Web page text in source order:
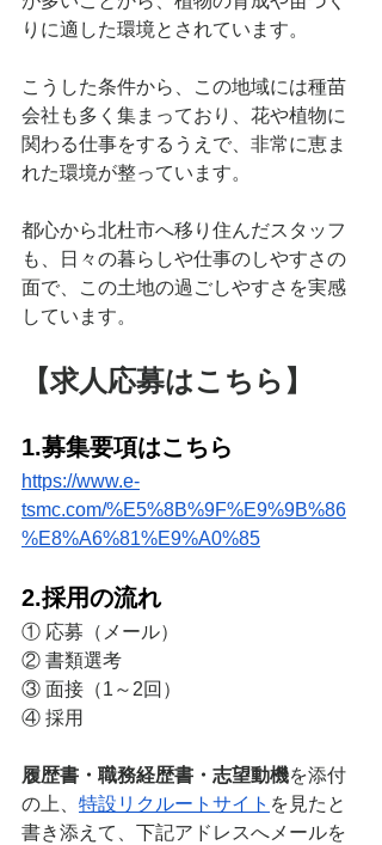
りに適した環境とされています。
こうした条件から、この地域には種苗
会社も多く集まっており、花や植物に
関わる仕事をするうえで、非常に恵ま
れた環境が整っています。
都心から北杜市へ移り住んだスタッフ
も、日々の暮らしや仕事のしやすさの
面で、この土地の過ごしやすさを実感
しています。
【求人応募はこちら】
1.募集要項はこちら
https://www.e-
tsmc.com/%E5%8B%9F%E9%9B%86
%E8%A6%81%E9%A0%85
2.採用の流れ
① 応募（メール）
② 書類選考
③ 面接（1～2回）
④ 採用
履歴書・職務経歴書・志望動機を添付
の上、 特設リクルートサイト を見たと
書き添えて、下記アドレスへメールを